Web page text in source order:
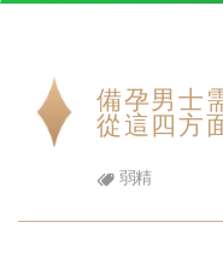
備孕男士
從這四方
弱精